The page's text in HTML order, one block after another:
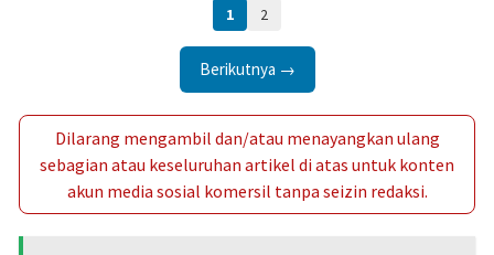
1 2
Berikutnya →
Dilarang mengambil dan/atau menayangkan ulang
sebagian atau keseluruhan artikel di atas untuk konten
akun media sosial komersil tanpa seizin redaksi.